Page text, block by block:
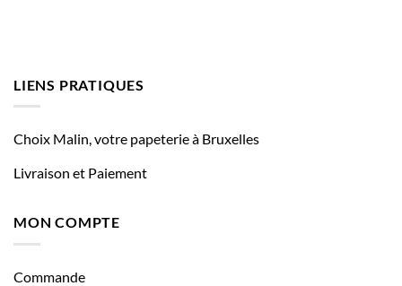
LIENS PRATIQUES
Choix Malin, votre papeterie à Bruxelles
Livraison et Paiement
MON COMPTE
Commande